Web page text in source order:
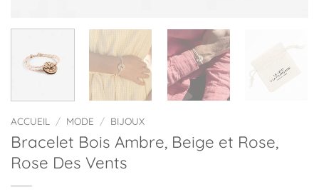
ACCUEIL / MODE / BIJOUX
Bracelet Bois Ambre, Beige et Rose,
Rose Des Vents